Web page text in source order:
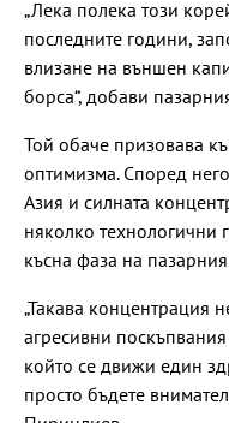
„Лека полека този
последните години,
влизане на външен
борса“, добави
Той обаче призовава
оптимизма. Според
Азия и силната
няколко технологични
късна фаза на
„Такава концентрация
агресивни
който се движи един
просто бъдете